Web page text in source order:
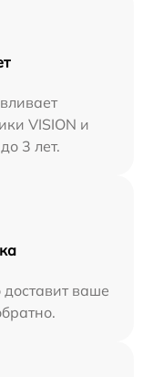
VISION и
3 лет.
ваше